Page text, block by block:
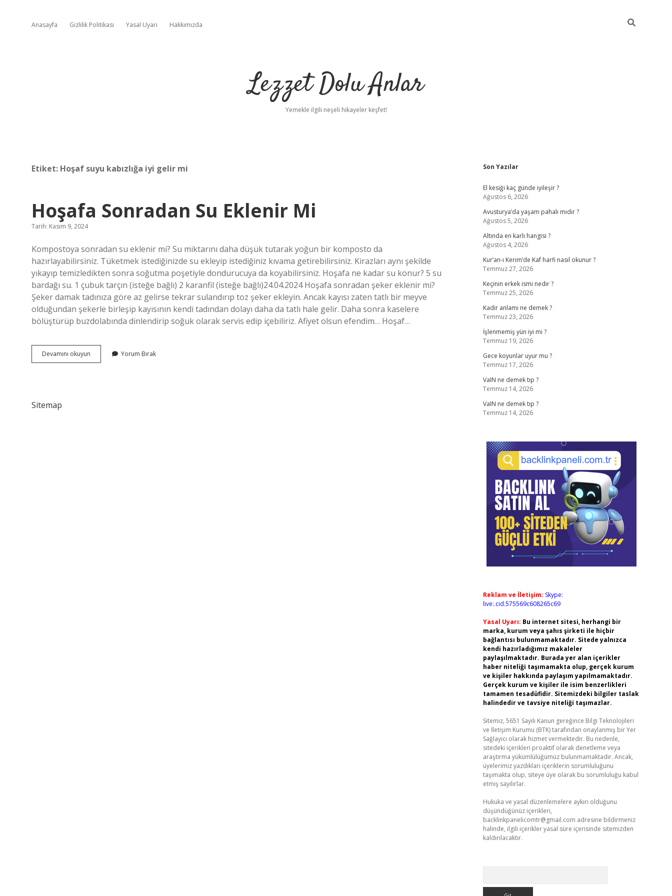
Anasayfa Gizlilik Politikası Yasal Uyarı Hakkımızda
Lezzet Dolu Anlar
Yemekle ilgili neşeli hikayeler keşfet!
Etiket: Hoşaf suyu kabızlığa iyi gelir mi
Hoşafa Sonradan Su Eklenir Mi
Tarih: Kasım 9, 2024
Kompostoya sonradan su eklenir mi? Su miktarını daha düşük tutarak yoğun bir komposto da
hazırlayabilirsiniz. Tüketmek istediğinizde su ekleyip istediğiniz kıvama getirebilirsiniz. Kirazları aynı şekilde
yıkayıp temizledikten sonra soğutma poşetiyle dondurucuya da koyabilirsiniz. Hoşafa ne kadar su konur? 5 su
bardağı su. 1 çubuk tarçın (isteğe bağlı) 2 karanfil (isteğe bağlı)24.04.2024 Hoşafa sonradan şeker eklenir mi?
Şeker damak tadınıza göre az gelirse tekrar sulandırıp toz şeker ekleyin. Ancak kayısı zaten tatlı bir meyve
olduğundan şekerle birleşip kayısının kendi tadından dolayı daha da tatlı hale gelir. Daha sonra kaselere
bölüştürüp buzdolabında dinlendirip soğuk olarak servis edip içebiliriz. Afiyet olsun efendim… Hoşaf…
Devamını okuyun
Sonradan
Yorum Bırak
Sitemap
Sidebar
Son Yazılar
El kesiği kaç günde iyileşir ?
Ağustos 6, 2026
Avusturya’da yaşam pahalı mıdır ?
Ağustos 5, 2026
Altında en karlı hangisi ?
Ağustos 4, 2026
Kur’an-ı Kerim’de Kaf harfi nasıl okunur ?
Temmuz 27, 2026
Keçinin erkek ismi nedir ?
Temmuz 25, 2026
Kadir anlamı ne demek ?
Temmuz 23, 2026
İşlenmemiş yün iyi mi ?
Temmuz 19, 2026
Gece koyunlar uyur mu ?
Temmuz 17, 2026
VaIN ne demek tıp ?
Temmuz 14, 2026
VaIN ne demek tıp ?
Temmuz 14, 2026
Reklam ve İletişim: Skype:
live:.cid.575569c608265c69
Yasal Uyarı: Bu internet sitesi, herhangi bir
marka, kurum veya şahıs şirketi ile hiçbir
bağlantısı bulunmamaktadır. Sitede yalnızca
kendi hazırladığımız makaleler
paylaşılmaktadır. Burada yer alan içerikler
haber niteliği taşımamakta olup, gerçek kurum
ve kişiler hakkında paylaşım yapılmamaktadır.
Gerçek kurum ve kişiler ile isim benzerlikleri
tamamen tesadüfidir. Sitemizdeki bilgiler taslak
halindedir ve tavsiye niteliği taşımazlar.
Sitemiz, 5651 Sayılı Kanun gereğince Bilgi Teknolojileri
ve İletişim Kurumu (BTK) tarafından onaylanmış bir Yer
Sağlayıcı olarak hizmet vermektedir. Bu nedenle,
sitedeki içerikleri proaktif olarak denetleme veya
araştırma yükümlülüğümüz bulunmamaktadır. Ancak,
üyelerimiz yazdıkları içeriklerin sorumluluğunu
taşımakta olup, siteye üye olarak bu sorumluluğu kabul
etmiş sayılırlar.
Hukuka ve yasal düzenlemelere aykırı olduğunu
düşündüğünüz içerikleri,
backlinkpanelicomtr@gmail.com adresine bildirmeniz
halinde, ilgili içerikler yasal süre içerisinde sitemizden
kaldırılacaktır.
ilbet giriş